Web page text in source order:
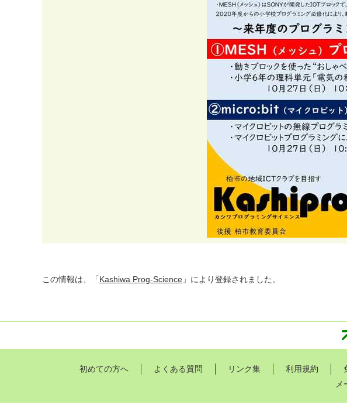
この情報は、「Kashiwa Prog-Science 」により登録されました。
初めての方へ よくある質問 リンク集 利用規約
メ